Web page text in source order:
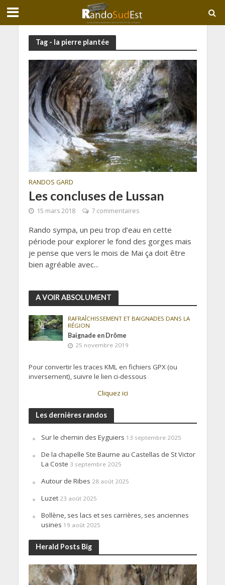
Tag - la pierre plantée
RANDOS GARD
Les concluses de Lussan
15 mars 2018 7 commentaires
Rando sympa, un peu trop d’eau en cette
période pour explorer le fond des gorges mais
je pense que vers le mois de Mai ça doit être
bien agréable avec...
A VOIR ABSOLUMENT
RAFRAÎCHISSEMENT ET BAIGNADES DANS LA
RÉGION
Baignade en Drôme
25 novembre 2019
Pour convertir les traces KML en fichiers GPX (ou
inversement), suivre le lien ci-dessous
Cliquez ici
Les dernières randos
Sur le chemin des Eyguiers 13 septembre 2025
De la chapelle Ste Baume au Castellas de St Victor
La Coste 3 septembre 2025
Autour de Ribes 28 août 2025
Luzet 23 août 2025
Bollène, ses lacs et ses carrières, ses anciennes
usines 19 août 2025
Herald Posts Big